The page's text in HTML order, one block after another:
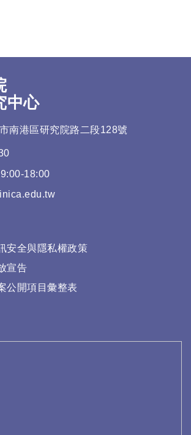
中心
南港區研究院路二段128號
18:00
安全與隱私權政策
宣告
公開項目彙整表